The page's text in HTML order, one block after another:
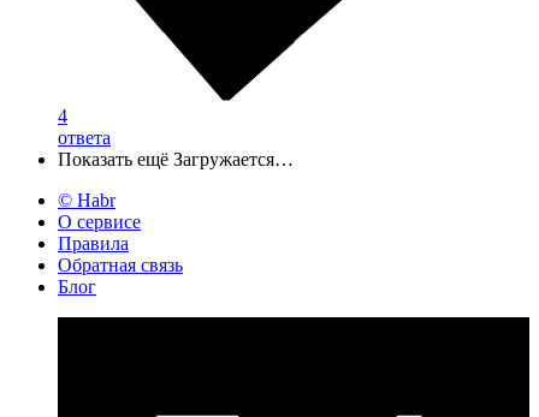
4
ответа
Показать ещё Загружается…
© Habr
О сервисе
Правила
Обратная связь
Блог